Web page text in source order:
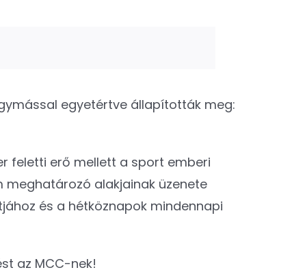
egyetértve állapították meg:
feletti erő mellett a sport emberi
alakjainak üzenete
és a hétköznapok mindennapi
az MCC-nek!